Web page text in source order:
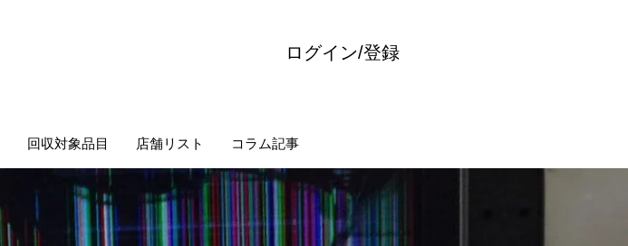
ログイン/登録
回収対象品目 店舗リスト コラム記事